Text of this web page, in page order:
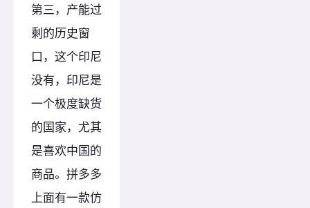
第三，产能过
剩的历史窗
口，这个印尼
没有，印尼是
一个极度缺货
的国家，尤其
是喜欢中国的
商品。拼多多
上面有一款仿